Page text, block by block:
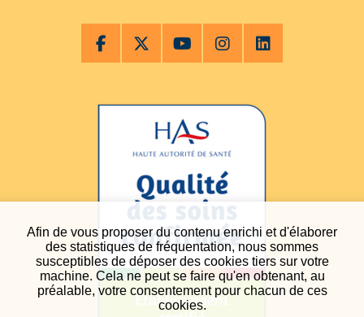
Afin de vous proposer du contenu enrichi et d'élaborer
des statistiques de fréquentation, nous sommes
susceptibles de déposer des cookies tiers sur votre
machine. Cela ne peut se faire qu'en obtenant, au
préalable, votre consentement pour chacun de ces
cookies.